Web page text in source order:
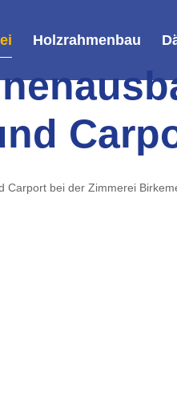
Holzrahmenbau